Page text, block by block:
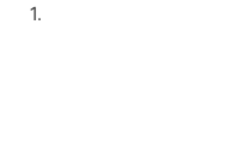
1.